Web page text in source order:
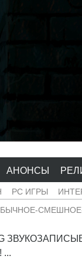
АНОНСЫ
PC ИГРЫ
...